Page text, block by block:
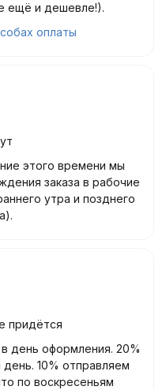
ещё и дешевле!).
оплаты
этого времени мы
заказа в рабочие
утра и позднего
придётся
день оформления. 20%
10% отправляем
по воскресеньям